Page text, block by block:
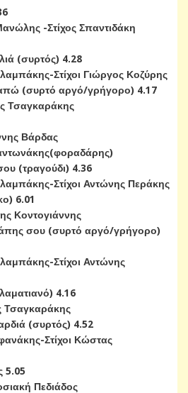
-Στίχος Σπαντιδάκη
(συρτός) 4.28
Στίχοι Γιώργος Κοζύρης
(συρτό αργό/γρήγορο) 4.17
Τσαγκαράκης
Βάρδας
(τραγούδι) 4.36
Στίχοι Αντώνης Περάκης
6.01
Κοντογιάννης
σου (συρτό αργό/γρήγορο)
Στίχοι Αντώνης
4.16
Τσαγκαράκης
(συρτός) 4.52
Στίχοι Κώστας
5.05
Πεδιάδος